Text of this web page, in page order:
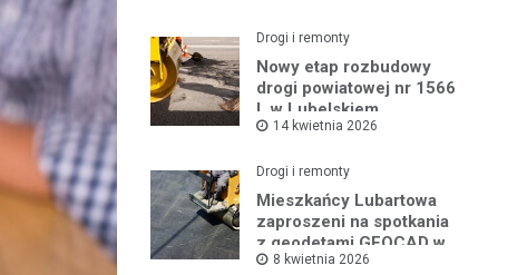
Drogi i remonty
Nowy etap rozbudowy
drogi powiatowej nr 1566
L w Lubelskiem
14 kwietnia 2026
Drogi i remonty
Mieszkańcy Lubartowa
zaproszeni na spotkania
z geodetami GEOCAD w
sprawie budowy S19
8 kwietnia 2026